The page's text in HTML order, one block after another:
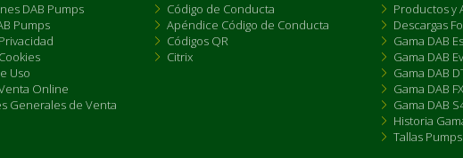
DAB Pumps
Pumps
Uso
Online
Generales de Venta
Código de Conducta
Apéndice Código de Conducta
Códigos QR
Citrix
Productos y
Descargas
Gama DAB
Gama DAB
Gama DAB
Gama DAB FX
Gama DAB
Historia
Tallas Pumps